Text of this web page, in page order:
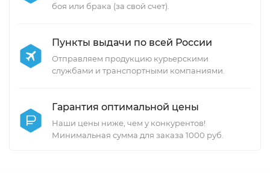
боя или брака (за свой счет).
Пункты выдачи по всей России
Отправляем продукцию курьерскими
службами и транспортными компаниями.
Гарантия оптимальной цены
Наши цены ниже, чем у конкурентов!
Минимальная сумма для заказа 1000 руб.